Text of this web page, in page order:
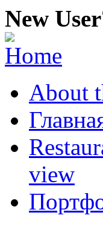
New
About
view